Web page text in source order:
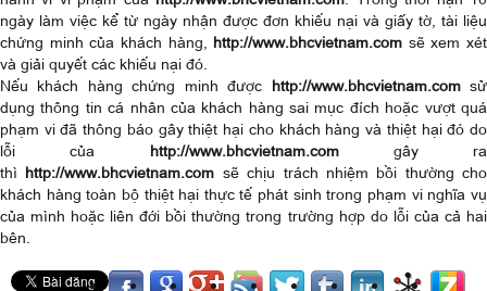
ngày làm việc kể từ ngày nhận được đơn khiếu nại và giấy tờ, tài liệu
chứng minh của khách hàng, http://www.bhcvietnam.com sẽ xem xét
và giải quyết các khiếu nại đó.
Nếu khách hàng chứng minh được http://www.bhcvietnam.comsử
dụng thông tin cá nhân của khách hàng sai mục đích hoặc vượt quá
phạm vi đã thông báo gây thiệt hại cho khách hàng và thiệt hại đó do
lỗi của http://www.bhcvietnam.comgây ra
thì http://www.bhcvietnam.com sẽ chịu trách nhiệm bồi thường cho
khách hàng toàn bộ thiệt hại thực tế phát sinh trong phạm vi nghĩa vụ
của mình hoặc liên đới bồi thường trong trường hợp do lỗi của cả hai
bên.